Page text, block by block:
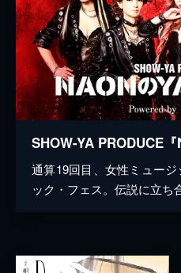
通算19回目、女性ミュー
ック・フェス。伝説に立ち